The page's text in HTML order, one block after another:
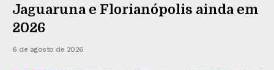
Jaguaruna e Florianópolis ainda em
2026
6 de agosto de 2026